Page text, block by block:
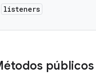
listeners
públicos